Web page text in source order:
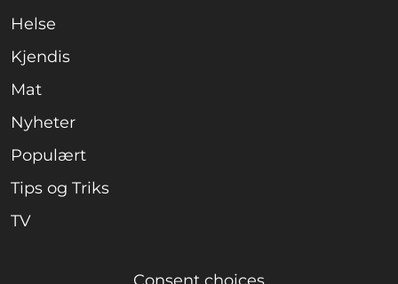
Helse
Kjendis
Mat
Nyheter
Populært
Tips og Triks
TV